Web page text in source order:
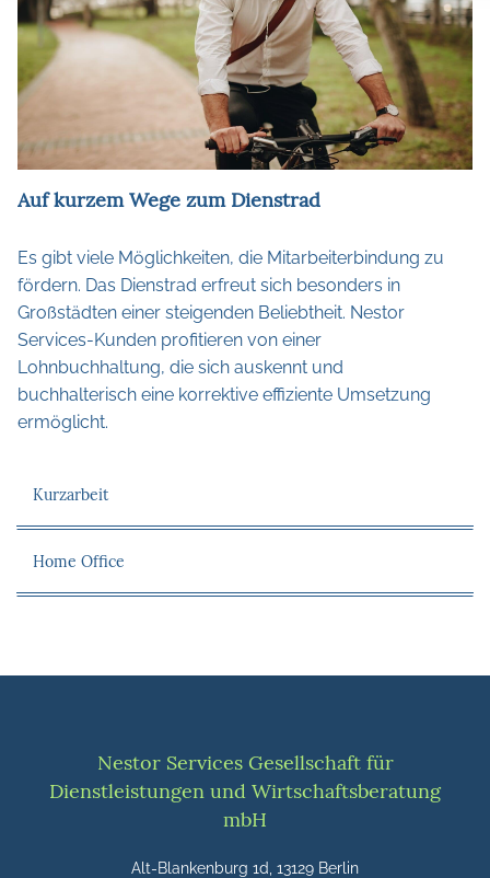
Auf kurzem Wege zum Dienstrad
Es gibt viele Möglichkeiten, die Mitarbeiterbindung zu
fördern. Das Dienstrad erfreut sich besonders in
Großstädten einer steigenden Beliebtheit. Nestor
Services-Kunden profitieren von einer
Lohnbuchhaltung, die sich auskennt und
buchhalterisch eine korrektive effiziente Umsetzung
ermöglicht.
Kurzarbeit
Home Office
Nestor Services Gesellschaft für
Dienstleistungen und Wirtschaftsberatung
mbH
Alt-Blankenburg 1d, 13129 Berlin